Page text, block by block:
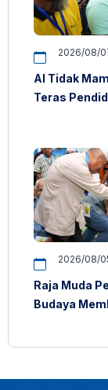
2026/08/
AI Tidak
Teras
2026/08/
Raja Muda
Budaya